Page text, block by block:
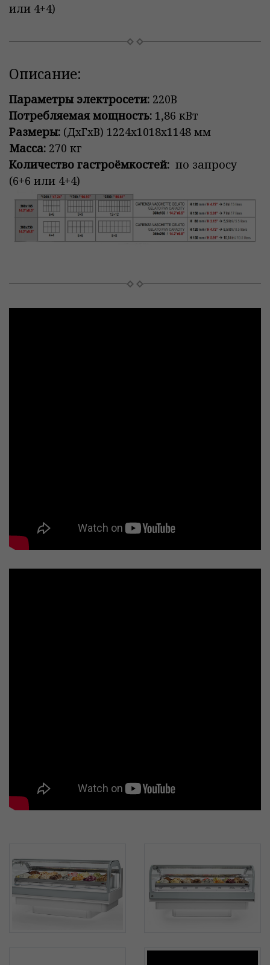
или 4+4)
Описание:
Параметры электросети: 220В
Потребляемая мощность: 1,86 кВт
Размеры: (ДxГxВ) 1224х1018х1148 мм
Масса: 270 кг
Количество гастроёмкостей: по запросу
(6+6 или 4+4)